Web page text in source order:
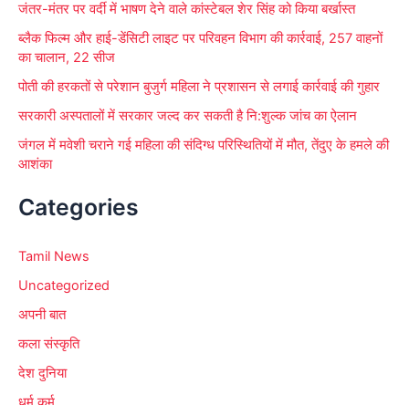
जंतर-मंतर पर वर्दी में भाषण देने वाले कांस्टेबल शेर सिंह को किया बर्खास्त
ब्लैक फिल्म और हाई-डेंसिटी लाइट पर परिवहन विभाग की कार्रवाई, 257 वाहनों
का चालान, 22 सीज
पोती की हरकतों से परेशान बुजुर्ग महिला ने प्रशासन से लगाई कार्रवाई की गुहार
सरकारी अस्पतालों में सरकार जल्द कर सकती है नि:शुल्क जांच का ऐलान
जंगल में मवेशी चराने गई महिला की संदिग्ध परिस्थितियों में मौत, तेंदुए के हमले की
आशंका
Categories
Tamil News
Uncategorized
अपनी बात
कला संस्कृति
देश दुनिया